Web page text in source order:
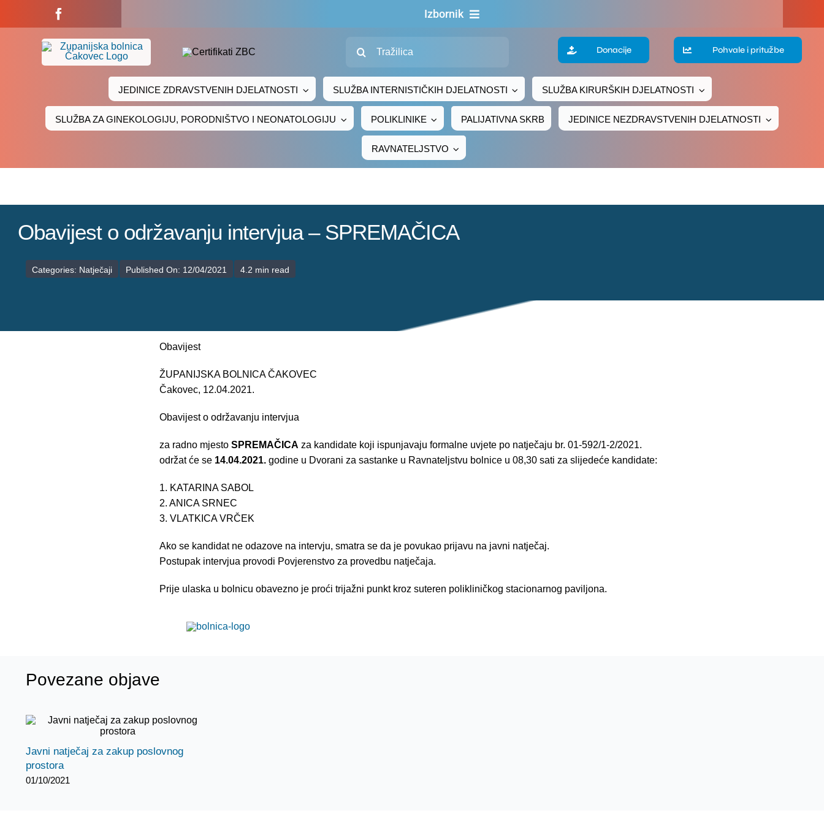
Izbornik
Za pacijente
Za djelatnike
Donacije Pohvale i pritužbe
JEDINICE ZDRAVSTVENIH DJELATNOSTI SLUŽBA INTERNISTIČKIH DJELATNOSTI SLUŽBA KIRURŠKIH DJELATNOSTI
SLUŽBA ZA GINEKOLOGIJU, PORODNIŠTVO I NEONATOLOGIJU POLIKLINIKE PALIJATIVNA SKRB JEDINICE NEZDRAVSTVENIH DJELATNOSTI
RAVNATELJSTVO
Obavijest o održavanju intervjua – SPREMAČICA
Categories: Natječaji Published On: 12/04/2021 4.2 min read
Obavijest
ŽUPANIJSKA BOLNICA ČAKOVEC
Čakovec, 12.04.2021.
Obavijest o održavanju intervjua
za radno mjestoSPREMAČICA za kandidate koji ispunjavaju formalne uvjete po natječaju br. 01-592/1-2/2021.
održat će se 14.04.2021. godine u Dvorani za sastanke u Ravnateljstvu bolnice u 08,30 sati za slijedeće kandidate:
1. KATARINA SABOL
2. ANICA SRNEC
3. VLATKICA VRČEK
Ako se kandidat ne odazove na intervju, smatra se da je povukao prijavu na javni natječaj.
Postupak intervjua provodi Povjerenstvo za provedbu natječaja.
Prije ulaska u bolnicu obavezno je proći trijažni punkt kroz suteren polikliničkog stacionarnog paviljona.
Povezane objave
Javni natječaj za zakup poslovnog
prostora
01/10/2021